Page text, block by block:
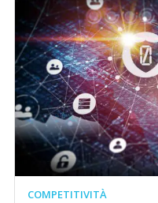
COMPETITIVITÀ